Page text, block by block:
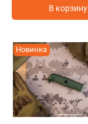
В корзину
Новинка